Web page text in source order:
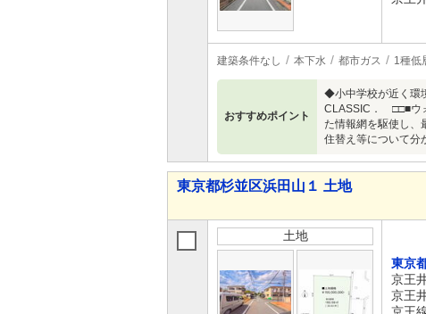
建築条件なし 本下水 都市ガス 1種低
おすすめポイント
◆小中学校が近く
CLASSIC． □□■ウ
た情報網を駆使し、
住替え等について分
東京都杉並区浜田山１ 土地
土地
東京
京王
京王